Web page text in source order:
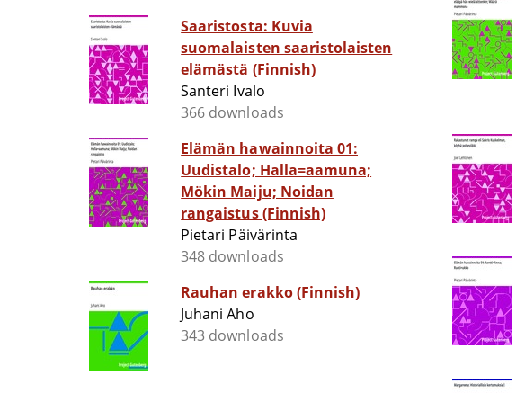
Saaristosta: Kuvia
suomalaisten saaristolaisten
elämästä (Finnish)
Santeri Ivalo
366 downloads
Elämän hawainnoita 01:
Uudistalo; Halla=aamuna;
Mökin Maiju; Noidan
rangaistus (Finnish)
Pietari Päivärinta
348 downloads
Rauhan erakko (Finnish)
Juhani Aho
343 downloads